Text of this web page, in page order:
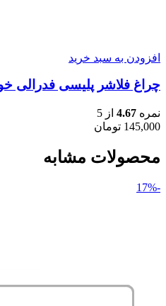
افزودن به سبد خرید
چراغ فلاشر پلیسی فدرالی
نمره 4.67 از 5
145,000 تومان
محصولات مشابه
-17%